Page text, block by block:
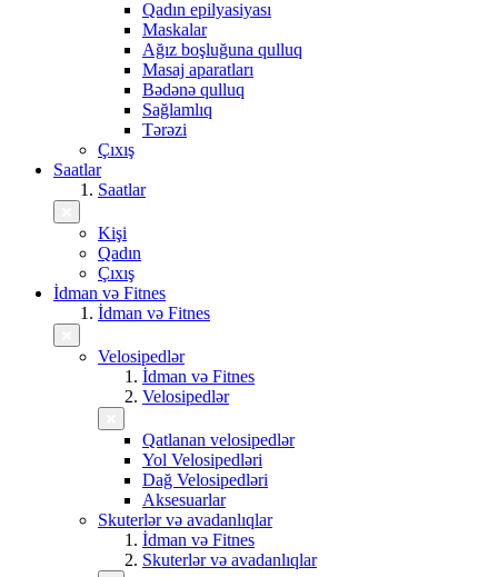
Qadın epilyasiyası
Maskalar
Ağız boşluğuna qulluq
Masaj aparatları
Bədənə qulluq
Sağlamlıq
Tərəzi
Çıxış
Saatlar
Saatlar
Kişi
Qadın
Çıxış
İdman və Fitnes
İdman və Fitnes
Velosipedlər
İdman və Fitnes
Velosipedlər
Qatlanan velosipedlər
Yol Velosipedləri
Dağ Velosipedləri
Aksesuarlar
Skuterlər və avadanlıqlar
İdman və Fitnes
Skuterlər və avadanlıqlar